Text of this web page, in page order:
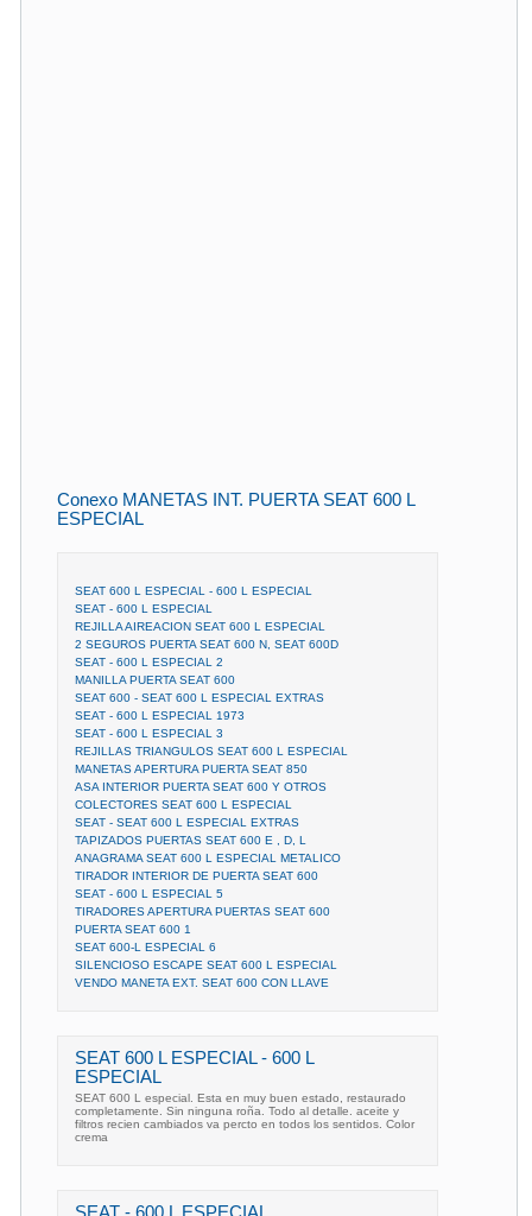
Conexo MANETAS INT. PUERTA SEAT 600 L
ESPECIAL
SEAT 600 L ESPECIAL - 600 L ESPECIAL
SEAT - 600 L ESPECIAL
REJILLA AIREACION SEAT 600 L ESPECIAL
2 SEGUROS PUERTA SEAT 600 N, SEAT 600D
SEAT - 600 L ESPECIAL 2
MANILLA PUERTA SEAT 600
SEAT 600 - SEAT 600 L ESPECIAL EXTRAS
SEAT - 600 L ESPECIAL 1973
SEAT - 600 L ESPECIAL 3
REJILLAS TRIANGULOS SEAT 600 L ESPECIAL
MANETAS APERTURA PUERTA SEAT 850
ASA INTERIOR PUERTA SEAT 600 Y OTROS
COLECTORES SEAT 600 L ESPECIAL
SEAT - SEAT 600 L ESPECIAL EXTRAS
TAPIZADOS PUERTAS SEAT 600 E , D, L
ANAGRAMA SEAT 600 L ESPECIAL METALICO
TIRADOR INTERIOR DE PUERTA SEAT 600
SEAT - 600 L ESPECIAL 5
TIRADORES APERTURA PUERTAS SEAT 600
PUERTA SEAT 600 1
SEAT 600-L ESPECIAL 6
SILENCIOSO ESCAPE SEAT 600 L ESPECIAL
VENDO MANETA EXT. SEAT 600 CON LLAVE
SEAT 600 L ESPECIAL - 600 L
ESPECIAL
SEAT 600 L especial. Esta en muy buen estado, restaurado
completamente. Sin ninguna roña. Todo al detalle. aceite y
filtros recien cambiados va percto en todos los sentidos. Color
crema